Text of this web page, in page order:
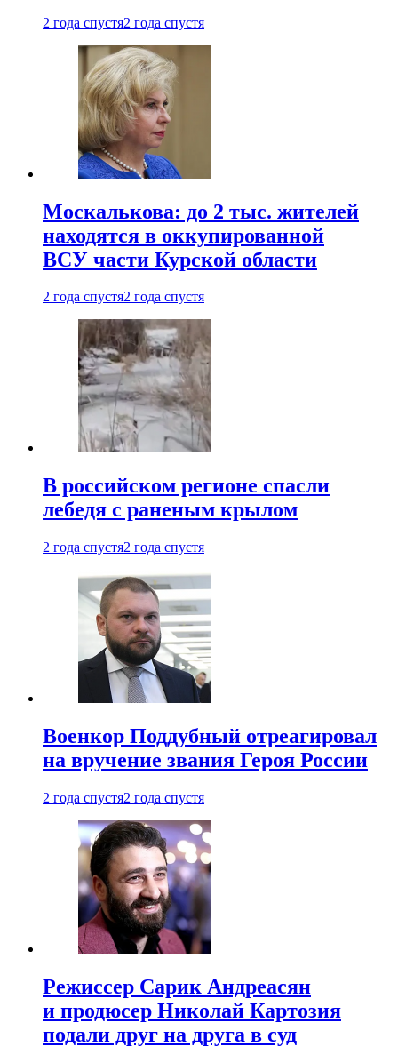
2 года спустя2 года спустя
Москалькова: до 2 тыс. жителей
находятся в оккупированной
ВСУ части Курской области
2 года спустя2 года спустя
В российском регионе спасли
лебедя с раненым крылом
2 года спустя2 года спустя
Военкор Поддубный отреагировал
на вручение звания Героя России
2 года спустя2 года спустя
Режиссер Сарик Андреасян
и продюсер Николай Картозия
подали друг на друга в суд